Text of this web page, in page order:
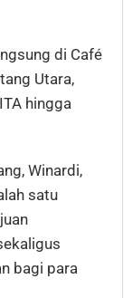
di Café
Utara,
hingga
Winardi,
satu
bagi para